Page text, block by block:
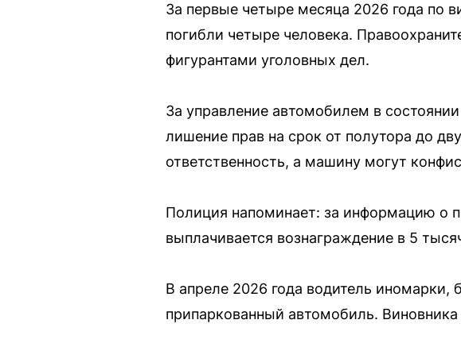
За первые четыре месяца 2026 года по
погибли четыре человека.
фигурантами уголовных дел.
За управление автомобилем в
лишение прав на срок от полутора до
ответственность, а машину могут
Полиция напоминает: за информацию о
выплачивается вознаграждение в 5
В апреле 2026 года водитель
припаркованный автомобиль. Виновника